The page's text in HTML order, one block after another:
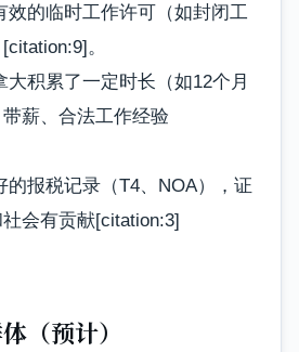
效的临时工作许可（如封闭工
。
大积累了一定时长（如12个月
薪、合法工作经验
的报税记录（T4、NOA），证
会有贡献[citation:3]
（预计）